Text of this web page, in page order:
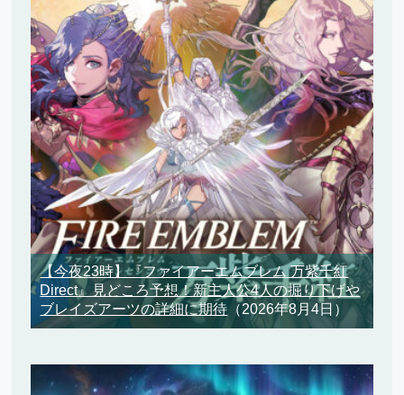
【今夜23時】『ファイアーエムブレム 万紫千紅
Direct』見どころ予想！新主人公4人の掘り下げや
ブレイズアーツの詳細に期待 （2026年8月4日）